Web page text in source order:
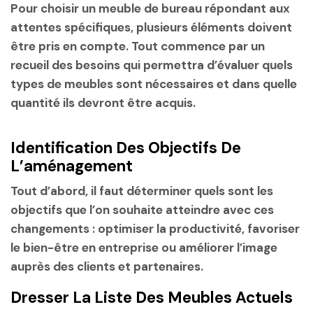
Pour choisir un meuble de bureau répondant aux
attentes spécifiques, plusieurs éléments doivent
être pris en compte. Tout commence par un
recueil des besoins qui permettra d’évaluer quels
types de meubles sont nécessaires et dans quelle
quantité ils devront être acquis.
Identification Des Objectifs De
L’aménagement
Tout d’abord, il faut déterminer quels sont les
objectifs que l’on souhaite atteindre avec ces
changements : optimiser la productivité, favoriser
le bien-être en entreprise ou améliorer l’image
auprès des clients et partenaires.
Dresser La Liste Des Meubles Actuels